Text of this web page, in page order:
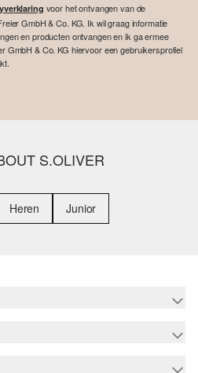
voor het ontvangen van de
GmbH & Co. KG. Ik wil graag informatie
en producten ontvangen en ik ga ermee
GmbH & Co. KG hiervoor een gebruikersprofiel
S.OLIVER
Heren Junior